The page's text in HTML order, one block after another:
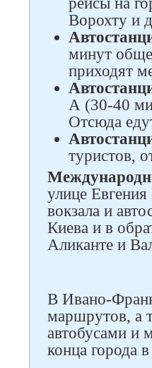
Ворохту и
минут
приходят
А (30-40
Отсюда
туристов,
улице
вокзала и
Киева и в
Аликанте и
В Ивано-
маршрутов, а
автобусами и
конца города